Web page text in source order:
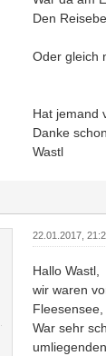
Den
Oder gleich
Hat jemand
Danke
Wastl
22.01.2017,
Hallo Wastl,
wir waren
War sehr